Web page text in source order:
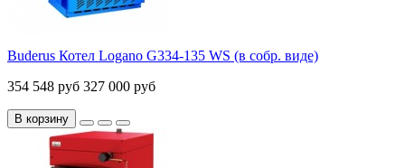
Buderus Котел Logano G334-135 WS (в собр. виде)
354 548 руб 327 000 руб
В корзину